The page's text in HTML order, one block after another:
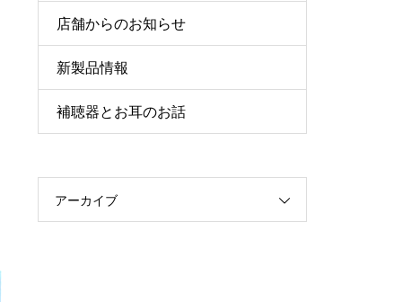
店舗からのお知らせ
新製品情報
補聴器とお耳のお話
アーカイブ